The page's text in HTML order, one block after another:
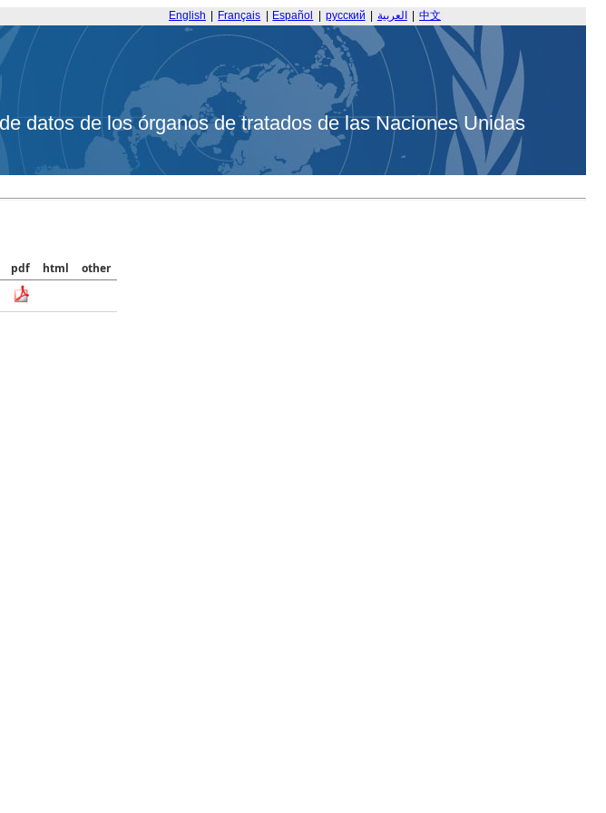
English Français Español русский العربية 中文
datos de los órganos de tratados de las Naciones Unidas
pdf html
other